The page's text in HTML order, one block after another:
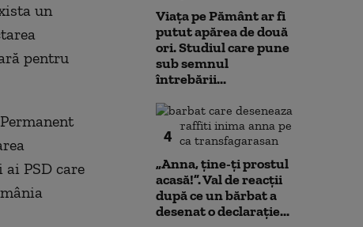
un
pentru
PSD care
Viața pe Pământ ar fi
putut apărea de două
ori. Studiul care pune
sub semnul
întrebării...
4
„Anna, ţine-ţi prostul
acasă!”. Val de reacții
după ce un bărbat a
desenat o declarație...